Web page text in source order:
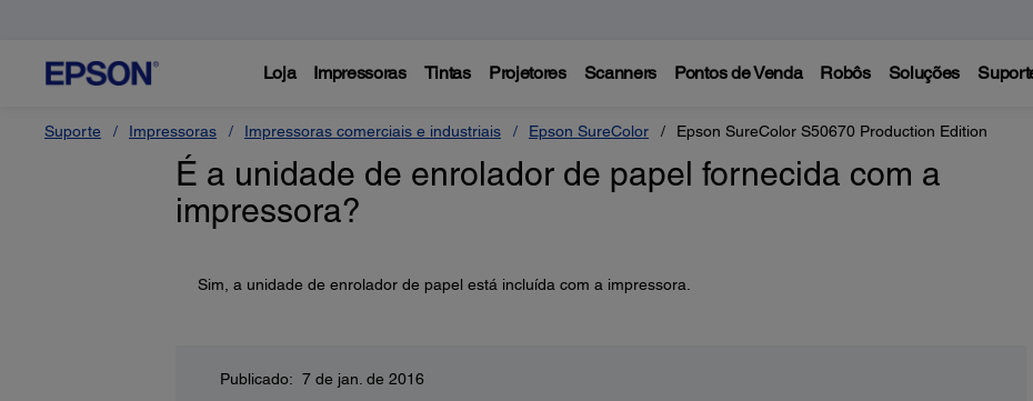
Loja Impressoras Tintas Projetores Scanners Pontos de Venda Robôs Soluções
Suporte Impressoras Impressoras comerciais e industriais Epson SureColor Epson SureColor S50670 Production Edition
É a unidade de enrolador de papel fornecida com a
impressora?
Sim, a unidade de enrolador de papel está incluída com a impressora.
Publicado: 7 de jan. de 2016